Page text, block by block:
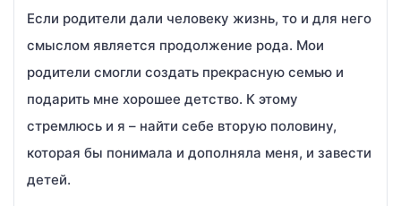
Если родители дали человеку жизнь, то и для него
смыслом является продолжение рода. Мои
родители смогли создать прекрасную семью и
подарить мне хорошее детство. К этому
стремлюсь и я – найти себе вторую половину,
которая бы понимала и дополняла меня, и завести
детей.